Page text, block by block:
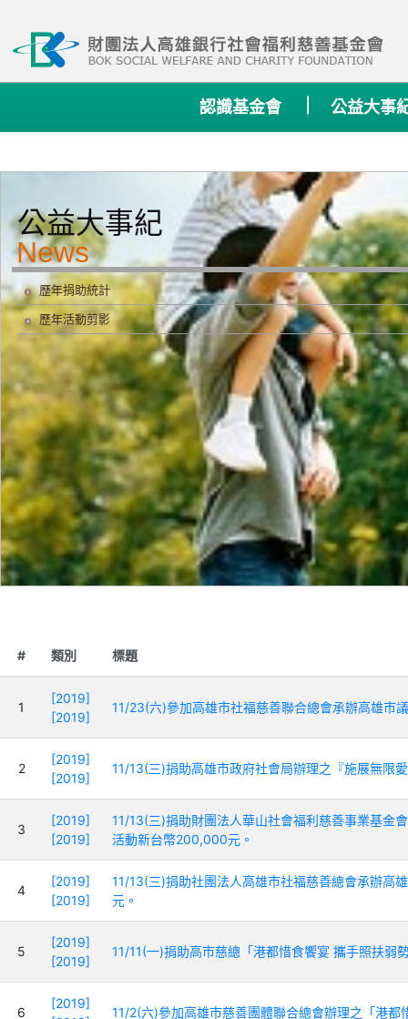
認識基金會 公益大事
公益大事紀
歷年捐助統計
歷年活動剪影
# 類別 標題
1
[2019]
[2019]
11/23(六)參加高雄市社福慈善聯合總會承辦高雄市
2
[2019]
[2019]
11/13(三)捐助高雄市政府社會局辦理之『施展無限
3
[2019]
[2019]
11/13(三)捐助財團法人華山社會福利慈善事業基金
活動新台幣200,000元。
4
[2019]
[2019]
11/13(三)捐助社團法人高雄市社福慈善總會承辦高
元。
5
[2019]
[2019]
11/11(一)捐助高市慈總「港都惜食饗宴 攜手照扶弱
6
[2019]
11/2(六)參加高雄市慈善團體聯合總會辦理之「港都